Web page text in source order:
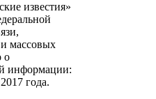
известия»
массовых
о
информации:
года.